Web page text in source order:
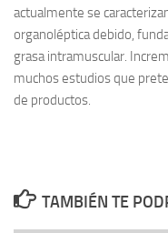
actualmente se
organoléptica debido,
grasa intramuscular.
muchos estudios que
de productos.
TAMBIÉN TE